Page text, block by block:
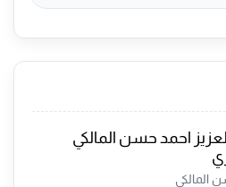
احمد حسن المالكي
المالكي